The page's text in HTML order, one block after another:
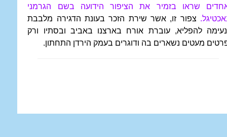
שראו בזמיר את הציפור הידועה בשם הגרמני
צפור זו, אשר שירת הזכר בעונת הדגירה מלבבת
להפליא, עוברת אורח בארצנו באביב ובסתיו ורק
מעטים נשארים בה ודוגרים בעמק הירדן התחתון.